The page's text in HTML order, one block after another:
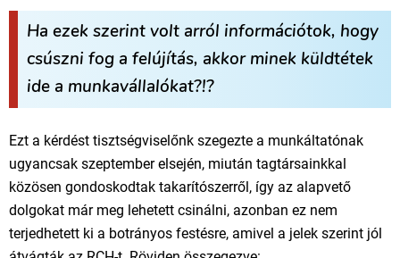
Ha ezek szerint volt arról információtok, hogy
csúszni fog a felújítás, akkor minek küldtétek
ide a munkavállalókat?!?
Ezt a kérdést tisztségviselőnk szegezte a munkáltatónak
ugyancsak szeptember elsején, miután tagtársainkkal
közösen gondoskodtak takarítószerről, így az alapvető
dolgokat már meg lehetett csinálni, azonban ez nem
terjedhetett ki a botrányos festésre, amivel a jelek szerint jól